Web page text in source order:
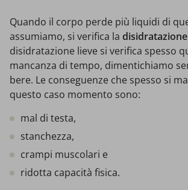
Quando il corpo perde più liquidi di
assumiamo, si verifica la disidratazione
disidratazione lieve si verifica spesso
mancanza di tempo, dimentichiamo
bere. Le conseguenze che spesso si
questo caso momento sono:
mal di testa,
stanchezza,
crampi muscolari e
ridotta capacità fisica.